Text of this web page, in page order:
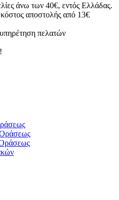
άνω των 40€, εντός Ελλάδας.
αποστολής από 13€
πελατών
Οράσεως